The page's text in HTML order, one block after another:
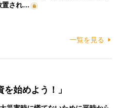
置され…
一覧を見る
始めよう！」